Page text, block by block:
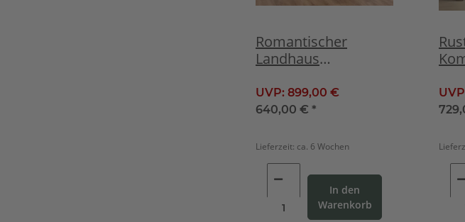
Romantischer
Landhaus
lackiert
UVP: 899,00 €
640,00 € *
Lieferzeit: ca. 6 Wochen
In den
Warenkorb